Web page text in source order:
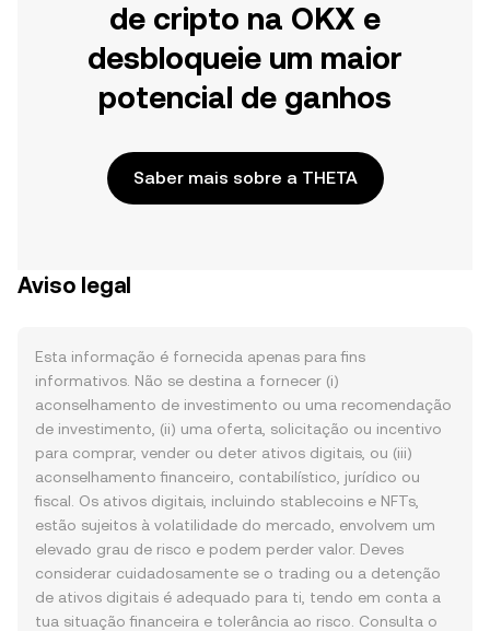
de cripto na OKX e
desbloqueie um maior
potencial de ganhos
Saber mais sobre a THETA
Aviso legal
Esta informação é fornecida apenas para fins
informativos. Não se destina a fornecer (i)
aconselhamento de investimento ou uma recomendação
de investimento, (ii) uma oferta, solicitação ou incentivo
para comprar, vender ou deter ativos digitais, ou (iii)
aconselhamento financeiro, contabilístico, jurídico ou
fiscal. Os ativos digitais, incluindo stablecoins e NFTs,
estão sujeitos à volatilidade do mercado, envolvem um
elevado grau de risco e podem perder valor. Deves
considerar cuidadosamente se o trading ou a detenção
de ativos digitais é adequado para ti, tendo em conta a
tua situação financeira e tolerância ao risco. Consulta o